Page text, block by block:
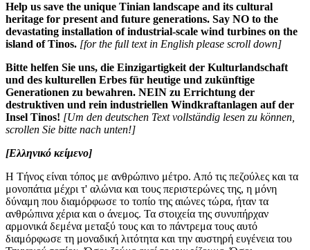
Help us save the unique Tinian landscape and its cultural
heritage for present and future generations. Say NO to the
devastating installation of industrial-scale wind turbines on the
island of Tinos. [for the full text in English please scroll down]
Bitte helfen Sie uns, die Einzigartigkeit der Kulturlandschaft
und des kulturellen Erbes für heutige und zukünftige
Generationen zu bewahren. NEIN zu Errichtung der
destruktiven und rein industriellen Windkraftanlagen auf der
Insel Tinos! [Um den deutschen Text vollständig lesen zu können,
scrollen Sie bitte nach unten!]
[Ελληνικό κείμενο]
Η Τήνος είναι τόπος με ανθρώπινο μέτρο. Από τις πεζούλες και τα
μονοπάτια μέχρι τ' αλώνια και τους περιστερώνες της, η μόνη
δύναμη που διαμόρφωσε το τοπίο της αιώνες τώρα, ήταν τα
ανθρώπινα χέρια και ο άνεμος. Τα στοιχεία της συνυπήρχαν
αρμονικά δεμένα μεταξύ τους και το πάντρεμα τους αυτό
διαμόρφωσε τη μοναδική λιτότητα και την αυστηρή ευγένεια του